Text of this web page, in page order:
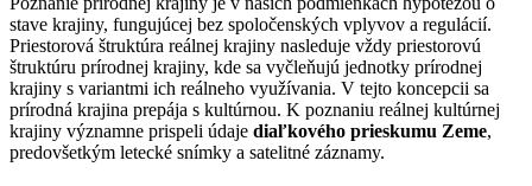
stave krajiny, fungujúcej bez spoločenských vplyvov a regulácií.
Priestorová štruktúra reálnej krajiny nasleduje vždy priestorovú
štruktúru prírodnej krajiny, kde sa vyčleňujú jednotky prírodnej
krajiny s variantmi ich reálneho využívania. V tejto koncepcii sa
prírodná krajina prepája s kultúrnou. K poznaniu reálnej kultúrnej
krajiny významne prispeli údaje diaľkového prieskumu Zeme,
predovšetkým letecké snímky a satelitné záznamy.